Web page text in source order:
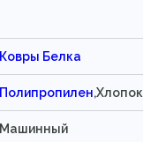
Ковры Белка
Полипропилен,Хлопок
Машинный